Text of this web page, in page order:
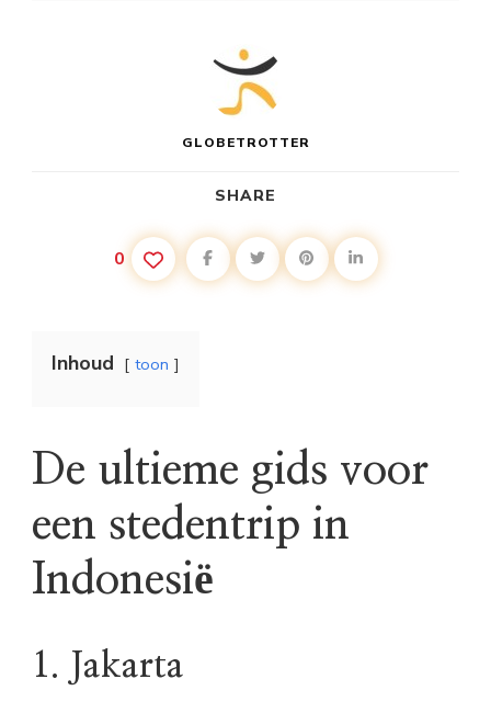
GLOBETROTTER
SHARE
0
Inhoud toon
De ultieme gids voor
een stedentrip in
Indonesië
1. Jakarta